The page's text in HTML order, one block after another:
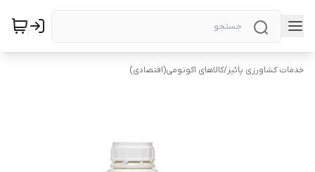
خدمات کشاورزی پائیز/کالاهای اکونومی(اقتصادی)